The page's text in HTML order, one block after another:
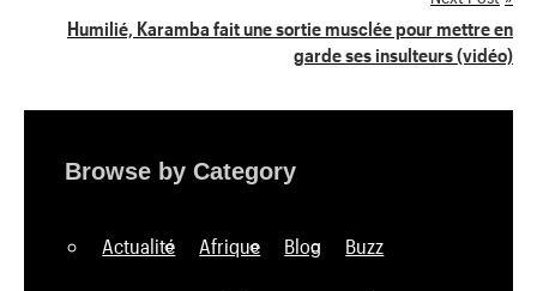
Humilié, Karamba fait une sortie musclée pour mettre en
garde ses insulteurs (vidéo)
Browse by Category
Actualité Afrique Blog Buzz